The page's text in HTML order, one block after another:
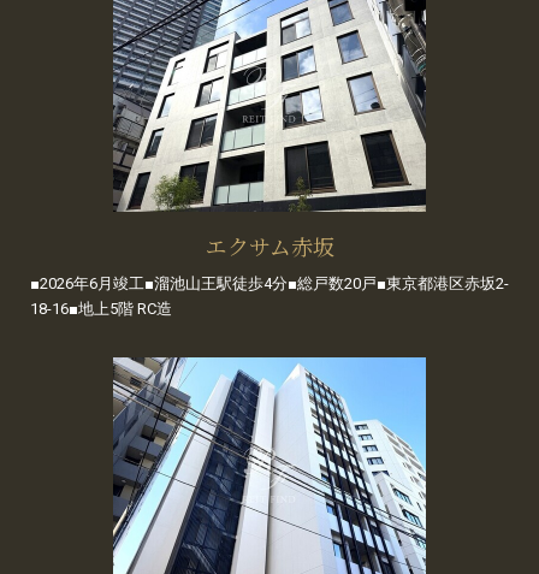
エクサム赤坂
■2026年6月竣工■溜池山王駅徒歩4分■総戸数20戸■東京都港区赤坂2-
18-16■地上5階 RC造